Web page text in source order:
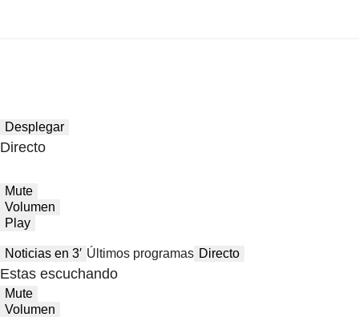
Desplegar
Directo
Mute
Volumen
Play
Noticias en 3′ Últimos programas Directo
Estas escuchando
Mute
Volumen